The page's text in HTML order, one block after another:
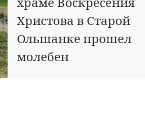
Христова в Старой
Ольшанке прошел
молебен